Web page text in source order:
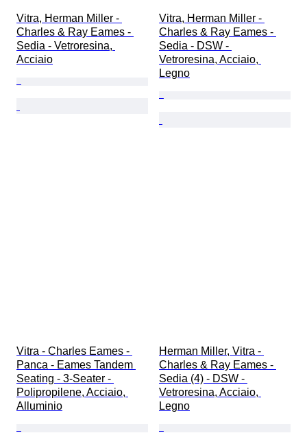
Vitra, Herman Miller -
Charles & Ray Eames -
Sedia - Vetroresina,
Acciaio
Vitra, Herman Miller -
Charles & Ray Eames -
Sedia - DSW -
Vetroresina, Acciaio,
Legno
Vitra - Charles Eames -
Panca - Eames Tandem
Seating - 3-Seater -
Polipropilene, Acciaio,
Alluminio
Herman Miller, Vitra -
Charles & Ray Eames -
Sedia (4) - DSW -
Vetroresina, Acciaio,
Legno